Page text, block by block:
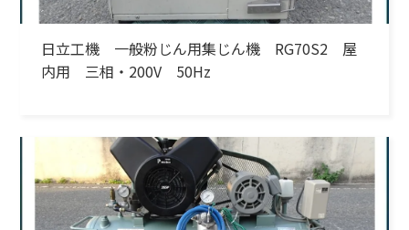
日立工機 一般粉じん用集じん機 RG70S2 屋
内用 三相・200V 50Hz